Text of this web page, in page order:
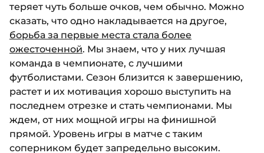
теряет чуть больше очков, чем обычно. Можно
сказать, что одно накладывается на другое,
борьба за первые места стала более
ожесточенной. Мы знаем, что у них лучшая
команда в чемпионате, с лучшими
футболистами. Сезон близится к завершению,
растет и их мотивация хорошо выступить на
последнем отрезке и стать чемпионами. Мы
ждем, от них мощной игры на финишной
прямой. Уровень игры в матче с таким
соперником будет запредельно высоким.